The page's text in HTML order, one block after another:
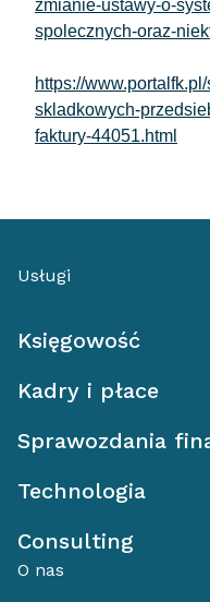
zmianie-ustawy-o-
spolecznych-oraz-
https://
skladkowych-
faktury-44051.html
Usługi
Księgowość
Kadry i płace
Sprawozdania
Technologia
Consulting
O nas